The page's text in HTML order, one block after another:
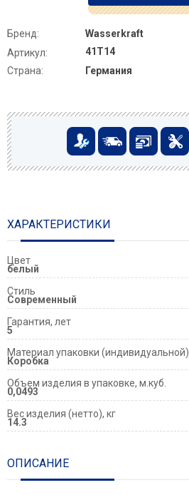
Бренд:
Wasserkraft
Артикул:
41T14
Страна:
Германия
ХАРАКТЕРИСТИКИ
Цвет
белый
Стиль
Современный
Гарантия, лет
5
Материал упаковки (индивидуальной)
Коробка
Объем изделия в упаковке, м.куб.
0,0493
Вес изделия (нетто), кг
14.3
ОПИСАНИЕ